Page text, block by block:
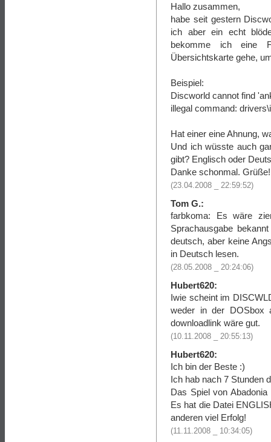
Hallo zusammen,
habe seit gestern
ich aber ein echt
bekomme ich eine
Übersichtskarte gehe,
Beispiel:
Discworld cannot find
illegal command:
Hat einer eine Ahnung,
Und ich wüsste auch
gibt? Englisch oder
Danke schonmal. Grüße!
(23.04.2008 _ 22:59:52)
Tom G.:
farbkoma: Es wäre
Sprachausgabe
deutsch, aber keine
in Deutsch lesen.
(28.05.2008 _ 20:24:06)
Hubert620:
Iwie scheint im
weder in der DOSbox
downloadlink wäre gut.
(10.11.2008 _ 20:55:13)
Hubert620:
Ich bin der Beste :)
Ich hab nach 7 Stunden
Das Spiel von
Es hat die Datei
anderen viel Erfolg!
(11.11.2008 _ 10:34:05)